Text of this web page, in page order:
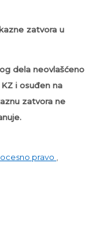
zatvora u
dela neovlašćeno
i osuđen na
zatvora ne
pravo ,